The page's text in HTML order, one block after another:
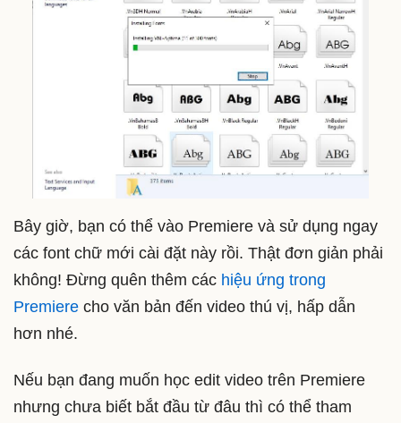
Bây giờ, bạn có thể vào Premiere và sử dụng ngay
các font chữ mới cài đặt này rồi. Thật đơn giản phải
không! Đừng quên thêm các hiệu ứng trong
Premiere cho văn bản đến video thú vị, hấp dẫn
hơn nhé.
Nếu bạn đang muốn học edit video trên Premiere
nhưng chưa biết bắt đầu từ đâu thì có thể tham